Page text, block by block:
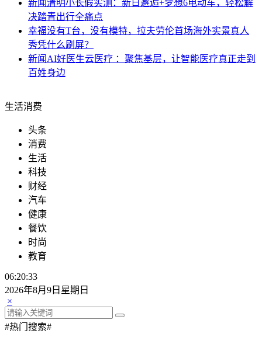
鲜，赴一场春日之约
新闻清明小长假实测：新日邂逅+梦想6电动车，轻松解
决踏青出行全痛点
幸福没有T台，没有模特，拉夫劳伦首场海外实景真人
秀凭什么刷屏？
新闻AI好医生云医疗 ：聚焦基层，让智能医疗真正走到
生活消费
头条
消费
生活
科技
财经
汽车
健康
餐饮
时尚
教育
06:20:34
2026年8月9日星期日
×